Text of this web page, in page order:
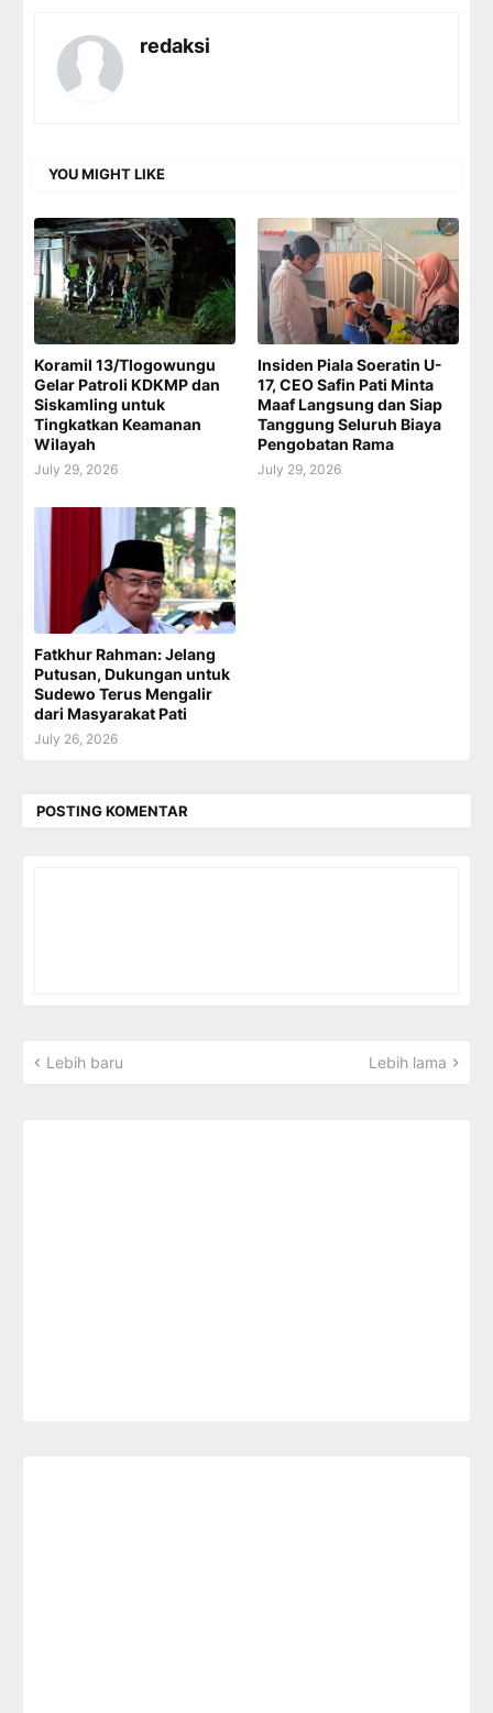
redaksi
YOU MIGHT LIKE
Koramil 13/Tlogowungu
Gelar Patroli KDKMP dan
Siskamling untuk
Tingkatkan Keamanan
Wilayah
July 29, 2026
Insiden Piala Soeratin U-
17, CEO Safin Pati Minta
Maaf Langsung dan Siap
Tanggung Seluruh Biaya
Pengobatan Rama
July 29, 2026
Fatkhur Rahman: Jelang
Putusan, Dukungan untuk
Sudewo Terus Mengalir
dari Masyarakat Pati
July 26, 2026
POSTING KOMENTAR
Lebih baru Lebih lama